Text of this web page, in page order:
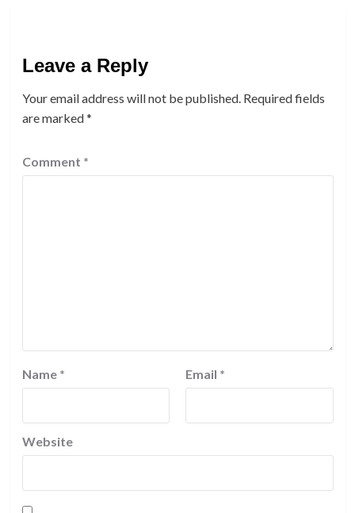
Leave a Reply
Your email address will not be published. Required fields
are marked*
Comment *
Name * Email *
Website